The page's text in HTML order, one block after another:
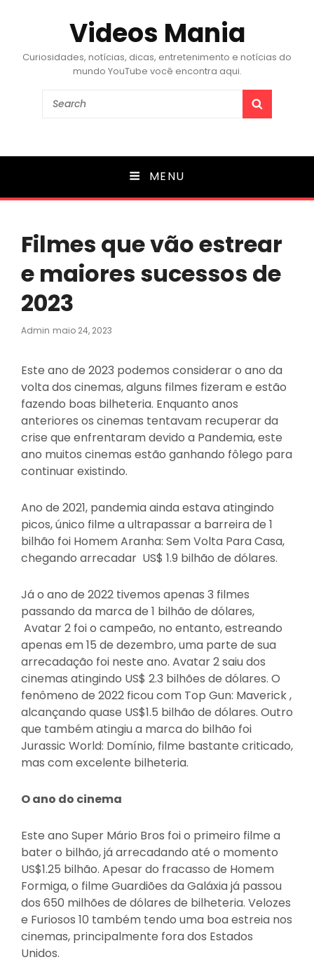
Videos Mania
Curiosidades, notícias, dicas, entretenimento e notícias do
mundo YouTube você encontra aqui.
Search
MENU
Filmes que vão estrear
e maiores sucessos de
2023
Admin Posted
Maio 24, 2023
Este ano de 2023 podemos considerar o ano da
volta dos cinemas, alguns filmes fizeram e estão
fazendo boas bilheteria. Enquanto anos
anteriores os cinemas tentavam recuperar da
crise que enfrentaram devido a Pandemia, este
ano muitos cinemas estão ganhando fôlego para
continuar existindo.
Ano de 2021, pandemia ainda estava atingindo
picos, único filme a ultrapassar a barreira de 1
bilhão foi Homem Aranha: Sem Volta Para Casa,
chegando arrecadar US$ 1.9 bilhão de dólares.
Já o ano de 2022 tivemos apenas 3 filmes
passando da marca de 1 bilhão de dólares,
Avatar 2 foi o campeão, no entanto, estreando
apenas em 15 de dezembro, uma parte de sua
arrecadação foi neste ano. Avatar 2 saiu dos
cinemas atingindo US$ 2.3 bilhões de dólares. O
fenômeno de 2022 ficou com Top Gun: Maverick ,
alcançando quase US$1.5 bilhão de dólares. Outro
que também atingiu a marca do bilhão foi
Jurassic World: Domínio, filme bastante criticado,
mas com excelente bilheteria.
O ano do cinema
Este ano Super Mário Bros foi o primeiro filme a
bater o bilhão, já arrecadando até o momento
US$1.25 bilhão. Apesar do fracasso de Homem
Formiga, o filme Guardiões da Galáxia já passou
dos 650 milhões de dólares de bilheteria. Velozes
e Furiosos 10 também tendo uma boa estreia nos
cinemas, principalmente fora dos Estados
Unidos.